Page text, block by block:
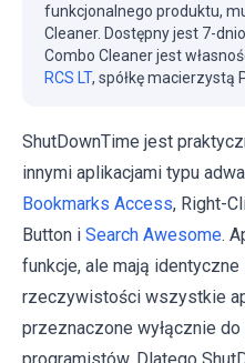
funkcjonalnego produktu,
Cleaner. Dostępny jest 7-
Combo Cleaner jest
RCS LT, spółkę macierzystą
ShutDownTime jest
innymi aplikacjami typu
Bookmarks Access, Right-
Button i Search Awesome.
funkcje, ale mają identyczne
rzeczywistości wszystkie
przeznaczone wyłącznie